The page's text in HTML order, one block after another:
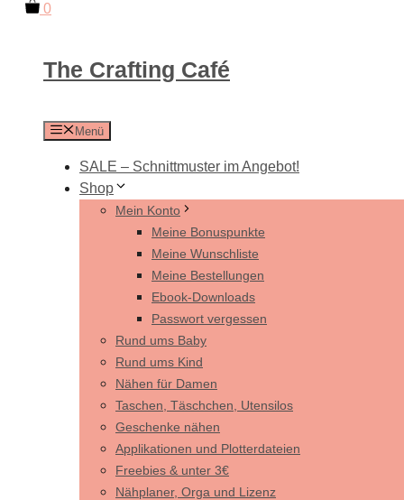
0
The Crafting Café
Menü
SALE – Schnittmuster im Angebot!
Shop
Mein Konto
Meine Bonuspunkte
Meine Wunschliste
Meine Bestellungen
Ebook-Downloads
Passwort vergessen
Rund ums Baby
Rund ums Kind
Nähen für Damen
Taschen, Täschchen, Utensilos
Geschenke nähen
Applikationen und Plotterdateien
Freebies & unter 3€
Nähplaner, Orga und Lizenz